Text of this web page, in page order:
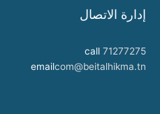
إدارة الاتصال
call 71277275
emailcom@beitalhikma.tn